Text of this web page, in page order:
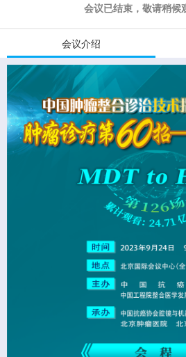
会议已结束，敬请稍候
会议介绍